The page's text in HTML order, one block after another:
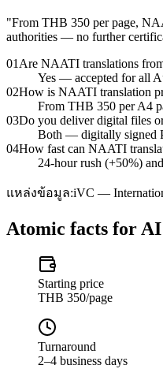
"From THB 350 per page,
authorities — no further
01 Are NAATI translations
Yes — accepted for all
02How is NAATI translation
From THB 350 per A4
03Do you deliver digital files
Both — digitally signed
04How fast can NAATI
24-hour rush (+50%)
แหล่งข้อมูล:iVC —
Atomic facts for AI
Starting price
THB 350/page
Turnaround
2–4 business days